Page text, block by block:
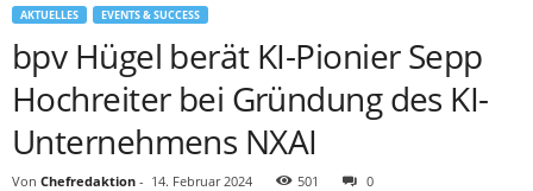
AKTUELLES EVENTS & SUCCESS
bpv Hügel berät KI-Pionier Sepp
Hochreiter bei Gründung des KI-
Unternehmens NXAI
Von Chefredaktion - 14. Februar 2024 501 0